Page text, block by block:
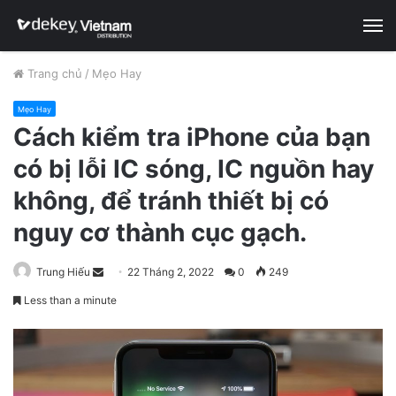
Trang chủ / Mẹo Hay
Mẹo Hay
Cách kiểm tra iPhone của bạn
có bị lỗi IC sóng, IC nguồn hay
không, để tránh thiết bị có
nguy cơ thành cục gạch.
Trung Hiếu
n
22 Tháng 2, 2022 0 249
Less than a minute